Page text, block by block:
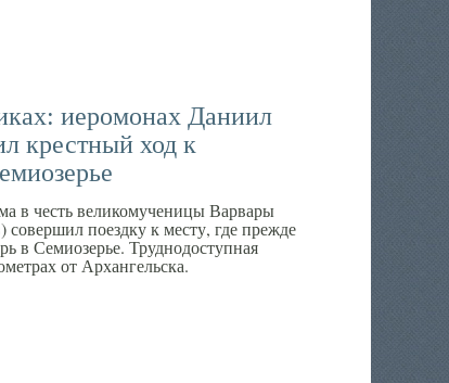
иеромонах Даниил
крестный ход к
в честь великомученицы Варвары
поездку к месту, где прежде
в Семиозерье. Труднодоступная
от Архангельска.